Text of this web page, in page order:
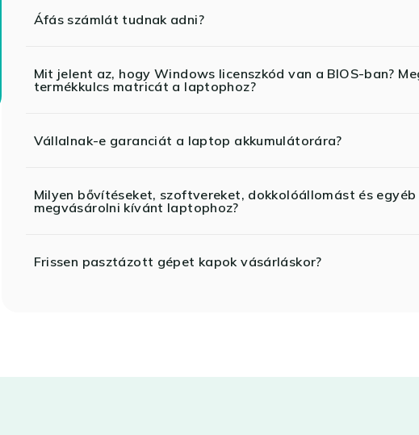
Áfás számlát tudnak adni?
Mit jelent az, hogy Windows licenszkód van a BIOS-ban?
termékkulcs matricát a laptophoz?
Vállalnak-e garanciát a laptop akkumulátorára?
Milyen bővítéseket, szoftvereket, dokkolóállomást és
megvásárolni kívánt laptophoz?
Frissen pasztázott gépet kapok vásárláskor?